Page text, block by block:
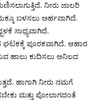
ನೀರು ಜಾಲರಿ
ಬಳಸಲು ಅರ್ಹವಾಗಿದೆ.
ಸಾಧ್ಯವಾಗಿದೆ.
ಪೂರಕವಾಗಿದೆ. ಆಹಾರ
ಹಾಲು ಕುದಿಸಲು ಅನಿಲದ
ಹಾಗಾಗಿ ನೀರು ನಮಗೆ
ಮತ್ತು ಪೋಲಾಗದಂತೆ